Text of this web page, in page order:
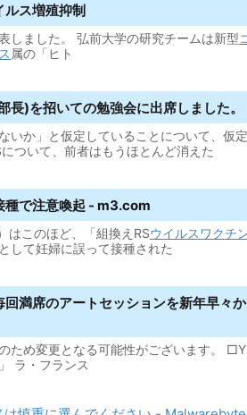
ルス増殖抑制
しました。 弘前大学の研究チームは新型
属の「ヒト
長)を招いての勉強会に出席しました
いか」と仮定していることについて、仮
ついて、前者はもうほとんど消えた
種で注意喚起 - m3.com
はこのほど、「組換えRSウイルス ワクチ
して妊婦に誤って接種された
満席のアートセッションを新年早々
ため変更となる可能性がございます。
ラ・フランス